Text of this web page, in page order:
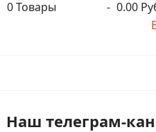
0Товары - 0.00
Наш телеграм-